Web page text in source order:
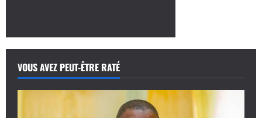
g
a
t
VOUS AVEZ PEUT-ÊTRE RATÉ